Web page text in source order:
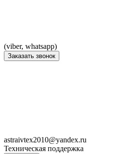
(viber, whatsapp)
Заказать звонок
astraivtex2010@yandex.ru
Техническая поддержка